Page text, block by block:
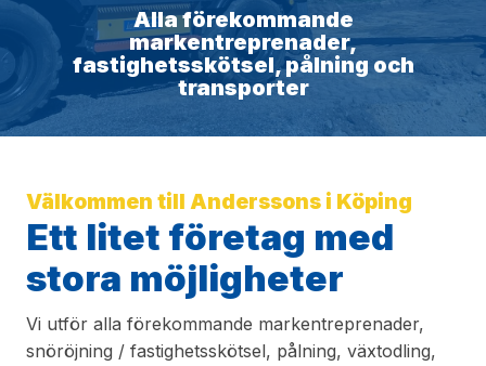
Alla förekommande
markentreprenader,
fastighetsskötsel, pålning och
transporter
Välkommen till Anderssons i Köping
Ett litet företag med
stora möjligheter
Vi utför alla förekommande markentreprenader,
snöröjning / fastighetsskötsel, pålning, växtodling,